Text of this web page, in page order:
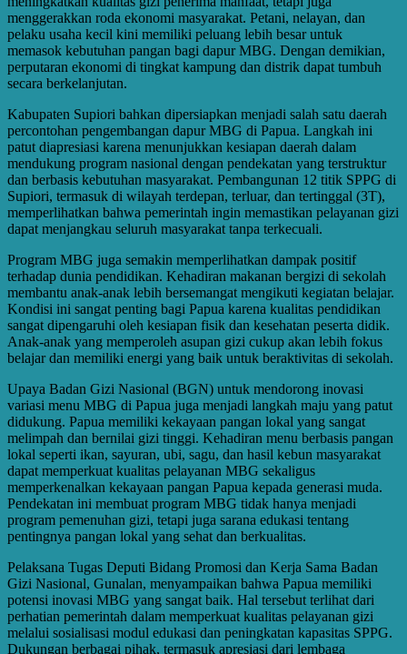
menggerakkan roda ekonomi masyarakat. Petani, nelayan, dan
pelaku usaha kecil kini memiliki peluang lebih besar untuk
memasok kebutuhan pangan bagi dapur MBG. Dengan demikian,
perputaran ekonomi di tingkat kampung dan distrik dapat tumbuh
secara berkelanjutan.
Kabupaten Supiori bahkan dipersiapkan menjadi salah satu daerah
percontohan pengembangan dapur MBG di Papua. Langkah ini
patut diapresiasi karena menunjukkan kesiapan daerah dalam
mendukung program nasional dengan pendekatan yang terstruktur
dan berbasis kebutuhan masyarakat. Pembangunan 12 titik SPPG di
Supiori, termasuk di wilayah terdepan, terluar, dan tertinggal (3T),
memperlihatkan bahwa pemerintah ingin memastikan pelayanan gizi
dapat menjangkau seluruh masyarakat tanpa terkecuali.
Program MBG juga semakin memperlihatkan dampak positif
terhadap dunia pendidikan. Kehadiran makanan bergizi di sekolah
membantu anak-anak lebih bersemangat mengikuti kegiatan belajar.
Kondisi ini sangat penting bagi Papua karena kualitas pendidikan
sangat dipengaruhi oleh kesiapan fisik dan kesehatan peserta didik.
Anak-anak yang memperoleh asupan gizi cukup akan lebih fokus
belajar dan memiliki energi yang baik untuk beraktivitas di sekolah.
Upaya Badan Gizi Nasional (BGN) untuk mendorong inovasi
variasi menu MBG di Papua juga menjadi langkah maju yang patut
didukung. Papua memiliki kekayaan pangan lokal yang sangat
melimpah dan bernilai gizi tinggi. Kehadiran menu berbasis pangan
lokal seperti ikan, sayuran, ubi, sagu, dan hasil kebun masyarakat
dapat memperkuat kualitas pelayanan MBG sekaligus
memperkenalkan kekayaan pangan Papua kepada generasi muda.
Pendekatan ini membuat program MBG tidak hanya menjadi
program pemenuhan gizi, tetapi juga sarana edukasi tentang
pentingnya pangan lokal yang sehat dan berkualitas.
Pelaksana Tugas Deputi Bidang Promosi dan Kerja Sama Badan
Gizi Nasional, Gunalan, menyampaikan bahwa Papua memiliki
potensi inovasi MBG yang sangat baik. Hal tersebut terlihat dari
perhatian pemerintah dalam memperkuat kualitas pelayanan gizi
melalui sosialisasi modul edukasi dan peningkatan kapasitas SPPG.
Dukungan berbagai pihak, termasuk apresiasi dari lembaga